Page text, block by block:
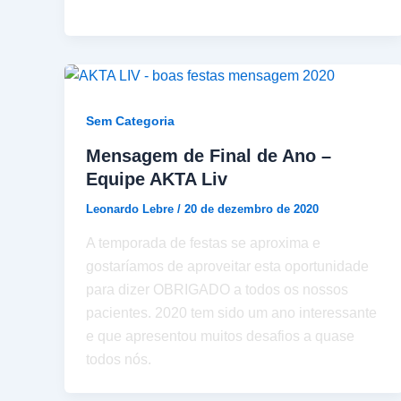
Sem Categoria
Mensagem de Final de Ano –
Equipe AKTA Liv
Leonardo Lebre / 20 de dezembro de 2020
A temporada de festas se aproxima e
gostaríamos de aproveitar esta oportunidade
para dizer OBRIGADO a todos os nossos
pacientes. 2020 tem sido um ano interessante
e que apresentou muitos desafios a quase
todos nós.